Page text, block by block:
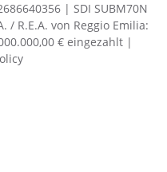
| SDI SUBM70N
/ R.E.A. von Reggio Emilia:
€ eingezahlt |